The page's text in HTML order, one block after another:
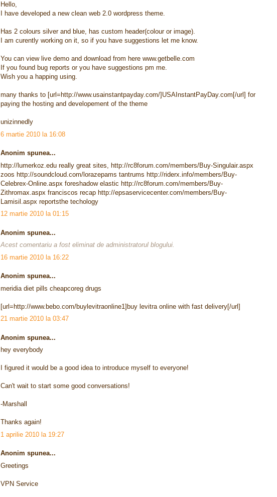
Hello,
I have developed a new clean web 2.0 wordpress theme.
Has 2 colours silver and blue, has custom header(colour or image).
I am curently working on it, so if you have suggestions let me know.
You can view live demo and download from here www.getbelle.com
If you found bug reports or you have suggestions pm me.
Wish you a happing using.
many thanks to [url=http://www.usainstantpayday.com/]USAInstantPayDay.com[/url] for
paying the hosting and developement of the theme
unizinnedly
6 martie 2010 la 16:08
Anonim spunea...
http://lumerkoz.edu really great sites, http://rc8forum.com/members/Buy-Singulair.aspx
zoos http://soundcloud.com/lorazepams tantrums http://riderx.info/members/Buy-
Celebrex-Online.aspx foreshadow elastic http://rc8forum.com/members/Buy-
Zithromax.aspx franciscos recap http://epsaservicecenter.com/members/Buy-
Lamisil.aspx reportsthe techology
12 martie 2010 la 01:15
Anonim spunea...
Acest comentariu a fost eliminat de administratorul blogului.
16 martie 2010 la 16:22
Anonim spunea...
meridia diet pills cheapcoreg drugs
[url=http://www.bebo.com/buylevitraonline1]buy levitra online with fast delivery[/url]
21 martie 2010 la 03:47
Anonim spunea...
hey everybody
I figured it would be a good idea to introduce myself to everyone!
Can't wait to start some good conversations!
-Marshall
Thanks again!
1 aprilie 2010 la 19:27
Anonim spunea...
Greetings
VPN Service